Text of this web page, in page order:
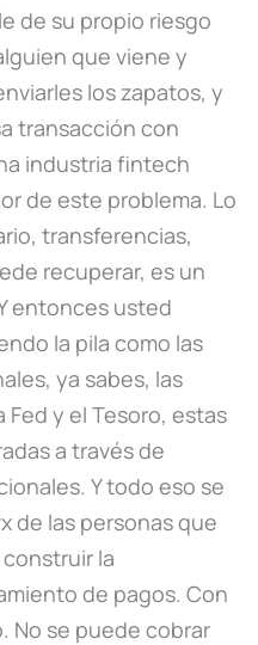
de su propio riesgo
que viene y
los zapatos, y
transacción con
industria fintech
de este problema. Lo
transferencias,
recuperar, es un
entonces usted
la pila como las
ya sabes, las
y el Tesoro, estas
a través de
Y todo eso se
de las personas que
la
de pagos. Con
No se puede cobrar